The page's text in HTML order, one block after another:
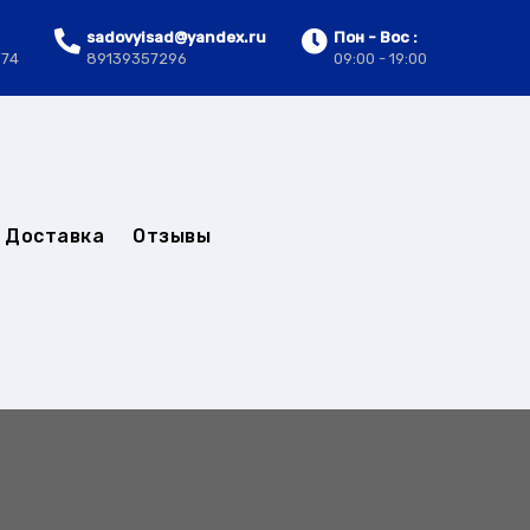
sadovyisad@yandex.ru
89139357296
Пон - Вос :
09:00 - 19:00
Доставка Отзывы